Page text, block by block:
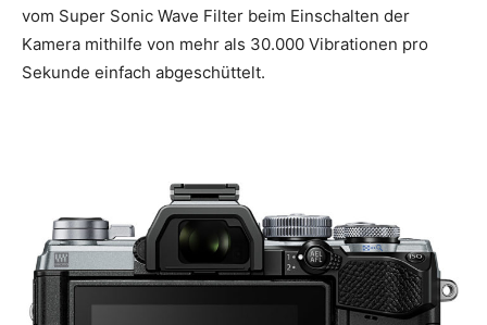
vom Super Sonic Wave Filter beim Einschalten der
Kamera mithilfe von mehr als 30.000 Vibrationen pro
Sekunde einfach abgeschüttelt.